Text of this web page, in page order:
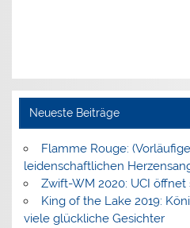
Neueste Beiträge
Flamme Rouge:
leidenschaftlichen
Zwift-WM 2020: UCI
King of the Lake 2019:
viele glückliche Gesichter